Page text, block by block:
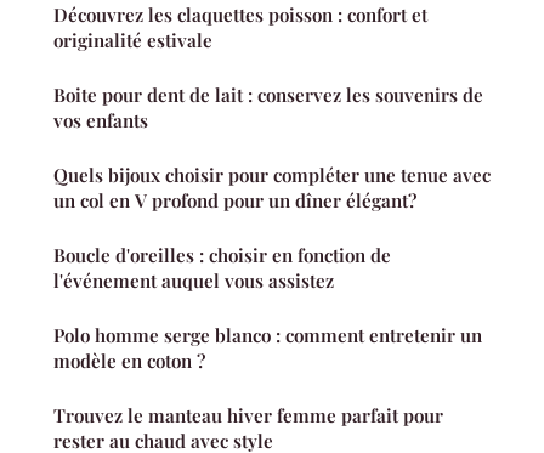
Découvrez les claquettes poisson : confort et
originalité estivale
Boite pour dent de lait : conservez les souvenirs de
vos enfants
Quels bijoux choisir pour compléter une tenue avec
un col en V profond pour un dîner élégant?
Boucle d'oreilles : choisir en fonction de
l'événement auquel vous assistez
Polo homme serge blanco : comment entretenir un
modèle en coton ?
Trouvez le manteau hiver femme parfait pour
rester au chaud avec style